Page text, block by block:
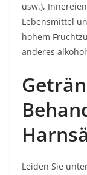
usw.),
Lebensmittel
hohem
anderes
Leiden Sie